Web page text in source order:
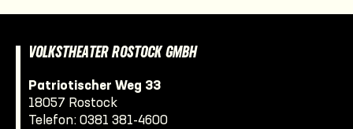
VOLKSTHEATER ROSTOCK GMBH
Patriotischer Weg 33
18057 Rostock
Telefon: 0381 381-4600